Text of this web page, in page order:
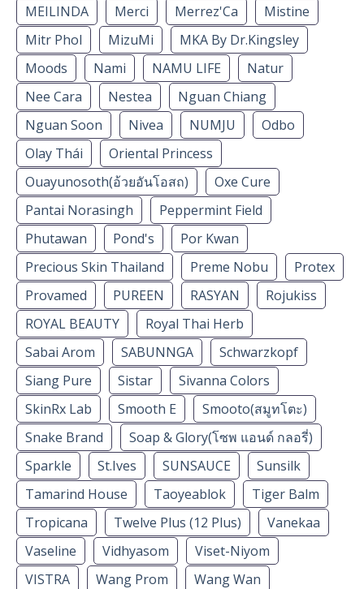
MEILINDA
Merci Merrez'Ca
Mistine
Mitr Phol
MizuMi
MKA By Dr.Kingsley
Moods
Nami NAMU LIFE
Natur
Nee Cara
Nestea
Nguan Chiang
Nguan Soon
Nivea NUMJU
Odbo
Olay Thái
Oriental Princess
Ouayunosoth(อ้วยอันโอสถ)
Oxe Cure
Pantai Norasingh
Peppermint Field
Phutawan
Pond's
Por Kwan
Precious Skin Thailand
Preme Nobu
Protex
Provamed
PUREEN RASYAN
Rojukiss
ROYAL BEAUTY
Royal Thai Herb
Sabai Arom
SABUNNGA
Schwarzkopf
Siang Pure
Sistar
Sivanna Colors
SkinRx Lab
Smooth E
Smooto(สมูทโตะ)
Snake Brand
Soap & Glory(โซพ แอนด์ กลอรี่)
Sparkle
St.Ives SUNSAUCE
Sunsilk
Tamarind House
Taoyeablok
Tiger Balm
Tropicana
Twelve Plus (12 Plus)
Vanekaa
Vaseline
Vidhyasom
Viset-Niyom
VISTRA
Wang Prom
Wang Wan